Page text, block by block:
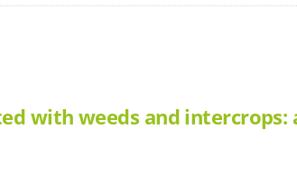
with weeds and